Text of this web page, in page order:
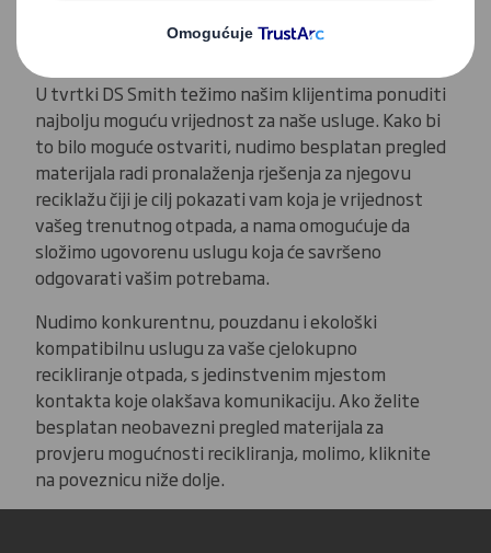
U tvrtki DS Smith težimo našim klijentima ponuditi
najbolju moguću vrijednost za naše usluge. Kako bi
to bilo moguće ostvariti, nudimo besplatan pregled
materijala radi pronalaženja rješenja za njegovu
reciklažu čiji je cilj pokazati vam koja je vrijednost
vašeg trenutnog otpada, a nama omogućuje da
složimo ugovorenu uslugu koja će savršeno
odgovarati vašim potrebama.
Nudimo konkurentnu, pouzdanu i ekološki
kompatibilnu uslugu za vaše cjelokupno
recikliranje otpada, s jedinstvenim mjestom
kontakta koje olakšava komunikaciju. Ako želite
besplatan neobavezni pregled materijala za
provjeru mogućnosti recikliranja, molimo, kliknite
na poveznicu niže dolje.